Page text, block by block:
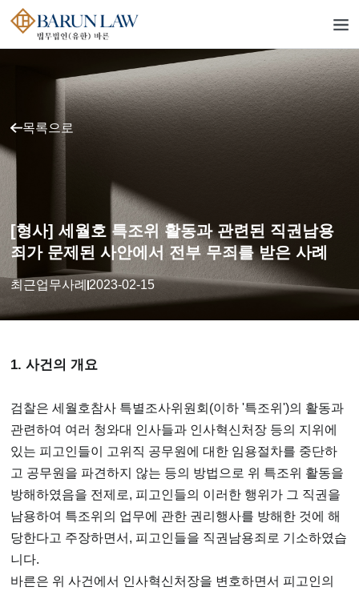
목록으로
[형사] 세월호 특조위 활동과 관련된 직권남용
죄가 문제된 사안에서 전부 무죄를 받은 사례
최근업무사례 2023-02-15
1. 사건의 개요
검찰은 세월호참사 특별조사위원회(이하 '특조위')의 활동과
관련하여 여러 청와대 인사들과 인사혁신처장 등의 지위에
있는 피고인들이 고위직 공무원에 대한 임용절차를 중단하
고 공무원을 파견하지 않는 등의 방법으로 위 특조위 활동을
방해하였음을 전제로, 피고인들의 이러한 행위가 그 직권을
남용하여 특조위의 업무에 관한 권리행사를 방해한 것에 해
당한다고 주장하면서, 피고인들을 직권남용죄로 기소하였습
니다.
바른은 위 사건에서 인사혁신처장을 변호하면서 피고인의